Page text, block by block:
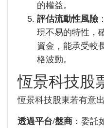
的權益。
評估流動性風險
現不易的特性，
資金，能承受較
格波動。
恆景科技股
恆景科技股東若有意
透過平台/盤商 ：委託